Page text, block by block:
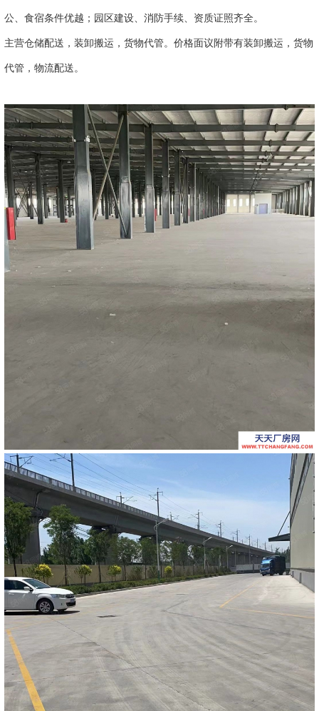
公、食宿条件优越；园区建设、消防手续、资质证照齐全。
主营仓储配送，装卸搬运，货物代管。价格面议附带有装卸搬运，货物
代管，物流配送。